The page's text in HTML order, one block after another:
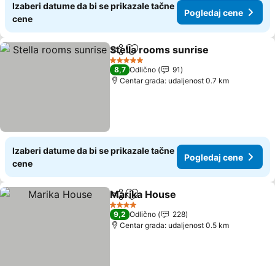
Izaberi datume da bi se prikazale tačne
cene
Pogledaj cene
Deli Dodati u favorite
Stella rooms sunrise
5 Zvezdice
8,7 Odlično
91
Centar grada: udaljenost 0.7 km
Izaberi datume da bi se prikazale tačne
cene
Pogledaj cene
Deli Dodati u favorite
Marika House
4 Zvezdice
9,2 Odlično
228
Centar grada: udaljenost 0.5 km